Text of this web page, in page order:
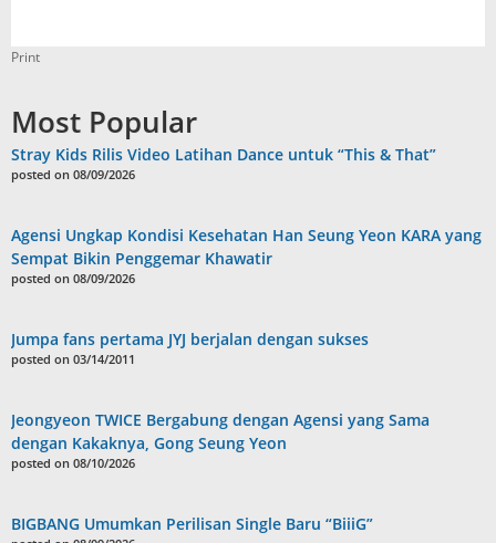
Print
Most Popular
Stray Kids Rilis Video Latihan Dance untuk “This & That”
posted on 08/09/2026
Agensi Ungkap Kondisi Kesehatan Han Seung Yeon KARA yang
Sempat Bikin Penggemar Khawatir
posted on 08/09/2026
Jumpa fans pertama JYJ berjalan dengan sukses
posted on 03/14/2011
Jeongyeon TWICE Bergabung dengan Agensi yang Sama
dengan Kakaknya, Gong Seung Yeon
posted on 08/10/2026
BIGBANG Umumkan Perilisan Single Baru “BiiiG”